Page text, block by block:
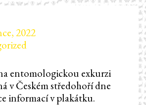
2022
entomologickou exkurzi
v Českém středohoří dne
informací v plakátku.